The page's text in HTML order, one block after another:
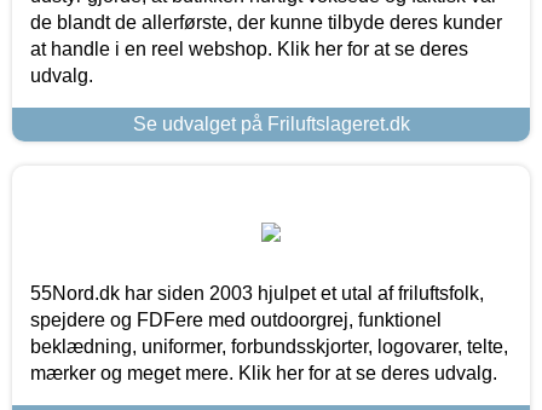
de blandt de allerførste, der kunne tilbyde deres kunder
at handle i en reel webshop. Klik her for at se deres
udvalg.
Se udvalget på Friluftslageret.dk
55Nord.dk har siden 2003 hjulpet et utal af friluftsfolk,
spejdere og FDFere med outdoorgrej, funktionel
beklædning, uniformer, forbundsskjorter, logovarer, telte,
mærker og meget mere. Klik her for at se deres udvalg.